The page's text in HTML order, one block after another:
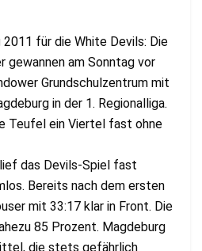
für die White Devils: Die
am Sonntag vor
Grundschulzentrum mit
in der 1. Regionalliga.
Teufel ein Viertel fast ohne
das Devils-Spiel fast
Bereits nach dem ersten
mit 33:17 klar in Front. Die
85 Prozent. Magdeburg
die stets gefährlich